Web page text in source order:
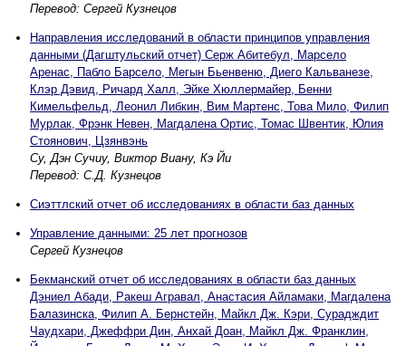
Перевод: Сергей Кузнецов
Направления исследований в области принципов управления
данными (Дагштульский отчет) Серж Абитебул, Марсело
Аренас, Пабло Барсело, Мегын Бьенвеню, Диего Кальванезе,
Клэр Дэвид, Ричард Халл, Эйке Хюллермайер, Бенни
Кимельфельд, Леонил Либкин, Вим Мартенс, Това Мило, Филип
Мурлак, Фрэнк Невен, Магдалена Ортис, Томас Швентик, Юлия
Стоянович, Цзянвэнь
Су, Дэн Сучиу, Виктор Виану, Кэ Йи
Перевод: С.Д. Кузнецов
Сиэттлский отчет об исследованиях в области баз данных
Управление данными: 25 лет прогнозов
Сергей Кузнецов
Бекманский отчет об исследованиях в области баз данных
Дэниел Абади, Ракеш Агравал, Анастасия Айламаки, Магдалена
Балазинска, Филип А. Бернстейн, Майкл Дж. Кэри, Сурадждит
Чаудхари, Джеффри Дин, Анхай Доан, Майкл Дж. Франклин,